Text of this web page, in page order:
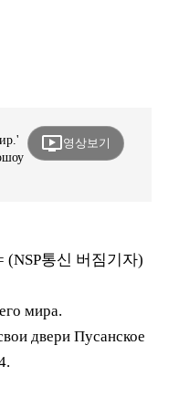
ondemand_video영상보기
(NSP통신 버짐기자)
мира.
двери Пусанское